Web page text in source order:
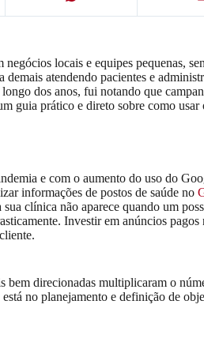
locais e equipes pequenas,
atendendo pacientes e
dos anos, fui notando que
guia prático e direto sobre como usar
e com o aumento do uso do
informações de postos de saúde no
clínica não aparece quando um
Investir em anúncios pagos
bem direcionadas multiplicaram o
no planejamento e definição de